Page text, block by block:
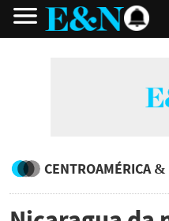
CENTROAMÉRICA